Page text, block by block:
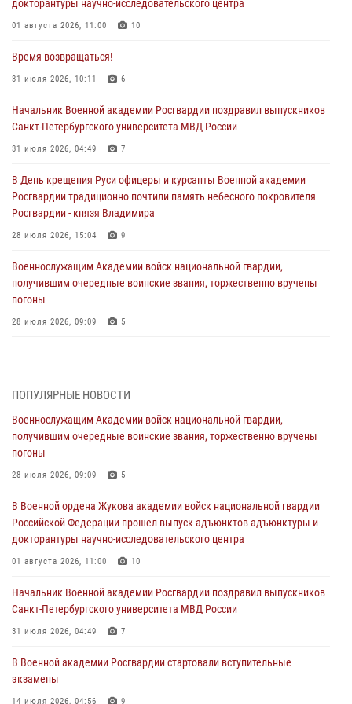
докторантуры научно-исследовательского центра
01 августа 2026, 11:00 10
Время возвращаться!
31 июля 2026, 10:11 6
Начальник Военной академии Росгвардии поздравил выпускников
Санкт-Петербургского университета МВД России
31 июля 2026, 04:49 7
В День крещения Руси офицеры и курсанты Военной академии
Росгвардии традиционно почтили память небесного покровителя
Росгвардии - князя Владимира
28 июля 2026, 15:04 9
Военнослужащим Академии войск национальной гвардии,
получившим очередные воинские звания, торжественно вручены
погоны
28 июля 2026, 09:09 5
27 июля 2026, 14:49 7
Военная академия информирует!
23 июля 2026, 04:51
Курсант Военной академии войск национальной гвардии принял
22 июля 2026, 09:41
Мастер‑класс по стрельбе: точность, тактика, профессионализм
20 июля 2026, 11:17 8
108 лет со дня образования подразделений связи войск
ПОПУЛЯРНЫЕ НОВОСТИ
Военнослужащим Академии войск национальной гвардии,
получившим очередные воинские звания, торжественно вручены
погоны
28 июля 2026, 09:09 5
В Военной ордена Жукова академии войск национальной гвардии
Российской Федерации прошел выпуск адъюнктов адъюнктуры и
докторантуры научно-исследовательского центра
01 августа 2026, 11:00 10
Начальник Военной академии Росгвардии поздравил выпускников
Санкт-Петербургского университета МВД России
31 июля 2026, 04:49 7
В Военной академии Росгвардии стартовали вступительные
экзамены
14 июля 2026, 04:56 9